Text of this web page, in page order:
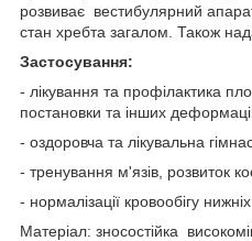
розвиває вестибулярний
стан хребта загалом. Також
Застосування:
- лікування та профілактика
постановки та інших
- оздоровча та лікувальна
- тренування м'язів, розвиток
- нормалізації кровообігу нижніх
Матеріал: зносостійка